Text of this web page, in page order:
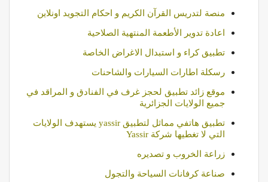
منصة لتدريس القرآن الكريم و احكام التجويد اونلاين
اعادة تدوير الأطعمة المنتهية الصلاحية
تطبيق كراء و استبدال الاغراض الخاصة
رسكلة اطارات السيارات والشاحنات
موقع زائد تطبيق لحجز غرف في الفنادق و المراقد في
جميع الولايات الجزائرية
تطبيق هاتفي مماثل لتطبيق yassir يستهدف الولايات
التي لا تغطيها شركة Yassir
زراعة الخروب و تصديره
صناعة كرفانات السياحة والتجول